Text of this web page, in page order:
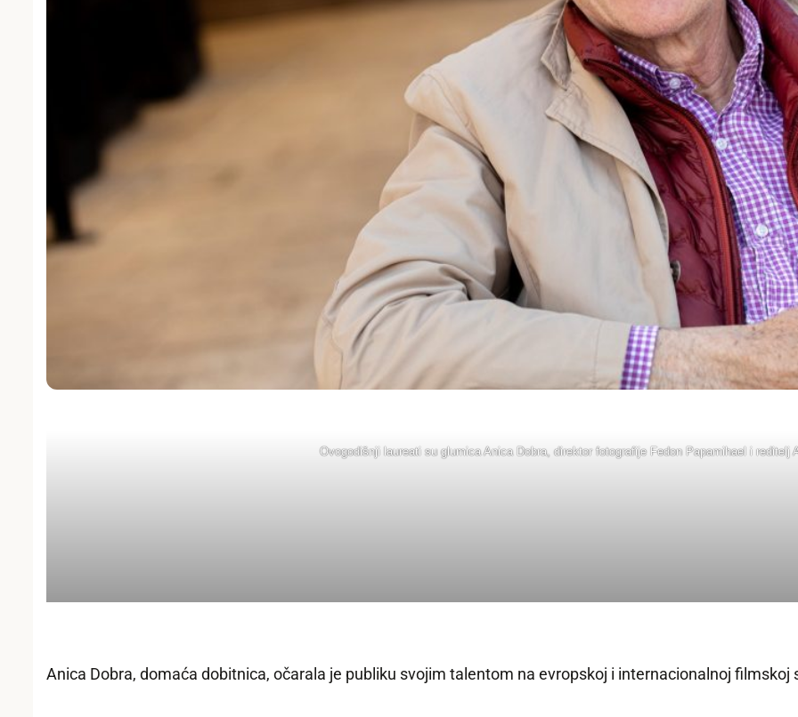
Ovogodišnji laureati su glumica Anica Dobra, direktor fotografije Fedon Papamihael i reditelj
Anica Dobra, domaća dobitnica, očarala je publiku svojim talentom na evropskoj i internacionalnoj filmskoj